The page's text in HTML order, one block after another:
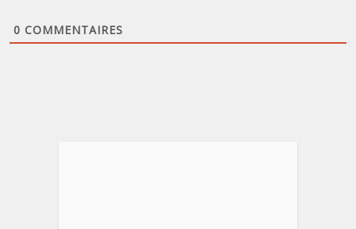
0 COMMENTAIRES